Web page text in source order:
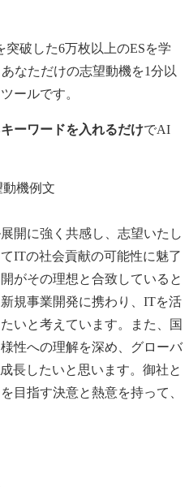
突破した6万枚以上のESを学
なただけの志望動機を1分以
ールです。
キーワードを入れるだけでAI
機例文
開に強く共感し、志望いたし
ITの社会貢献の可能性に魅了
がその理想と合致していると
規事業開発に携わり、ITを活
いと考えています。また、国
性への理解を深め、グローバ
長したいと思います。御社と
目指す決意と熱意を持って、